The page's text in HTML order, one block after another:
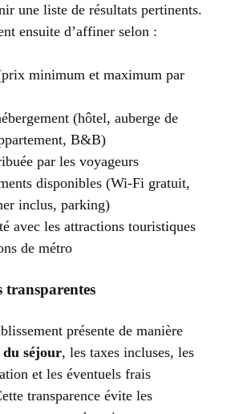
une liste de résultats pertinents.
ensuite d’affiner selon :
minimum et maximum par
(hôtel, auberge de
B&B)
par les voyageurs
disponibles (Wi-Fi gratuit,
inclus, parking)
avec les attractions touristiques
de métro
transparentes
présente de manière
séjour, les taxes incluses, les
et les éventuels frais
transparence évite les